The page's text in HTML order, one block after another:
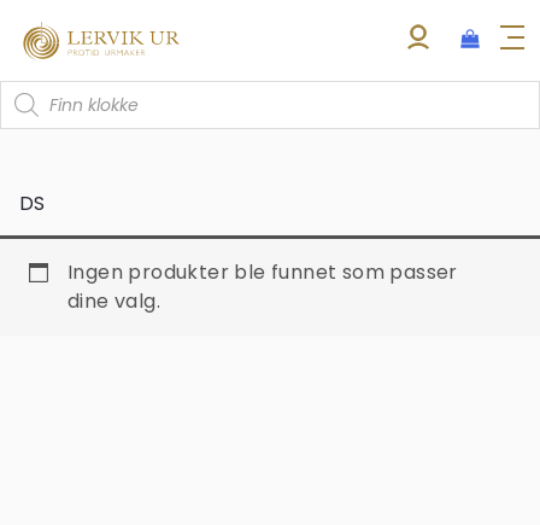
rett
innholdet
Products
search
DS
Ingen produkter ble funnet som passer
dine valg.